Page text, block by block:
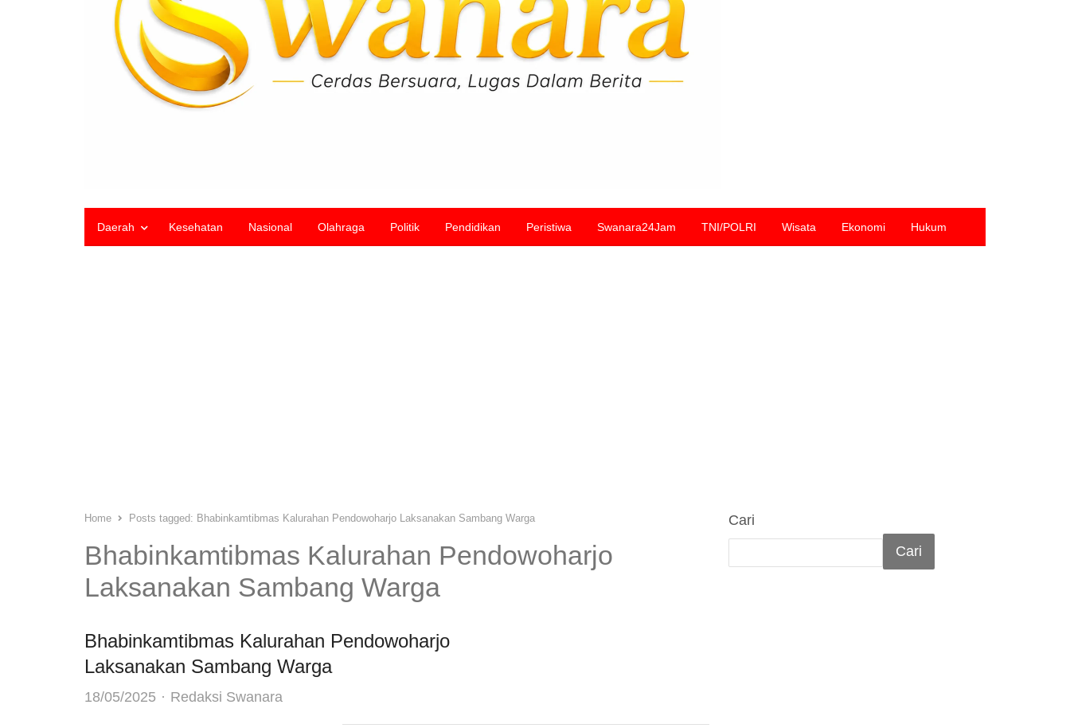
Daerah Kesehatan Nasional Olahraga Politik Pendidikan Peristiwa Swanara24Jam TNI/POLRI Wisata Ekonomi Hukum
Home Posts tagged: Bhabinkamtibmas Kalurahan Pendowoharjo Laksanakan Sambang Warga
Bhabinkamtibmas Kalurahan Pendowoharjo
Laksanakan Sambang Warga
Bhabinkamtibmas Kalurahan Pendowoharjo
Laksanakan Sambang Warga
18/05/2025 Author
Redaksi Swanara
Cari
Cari